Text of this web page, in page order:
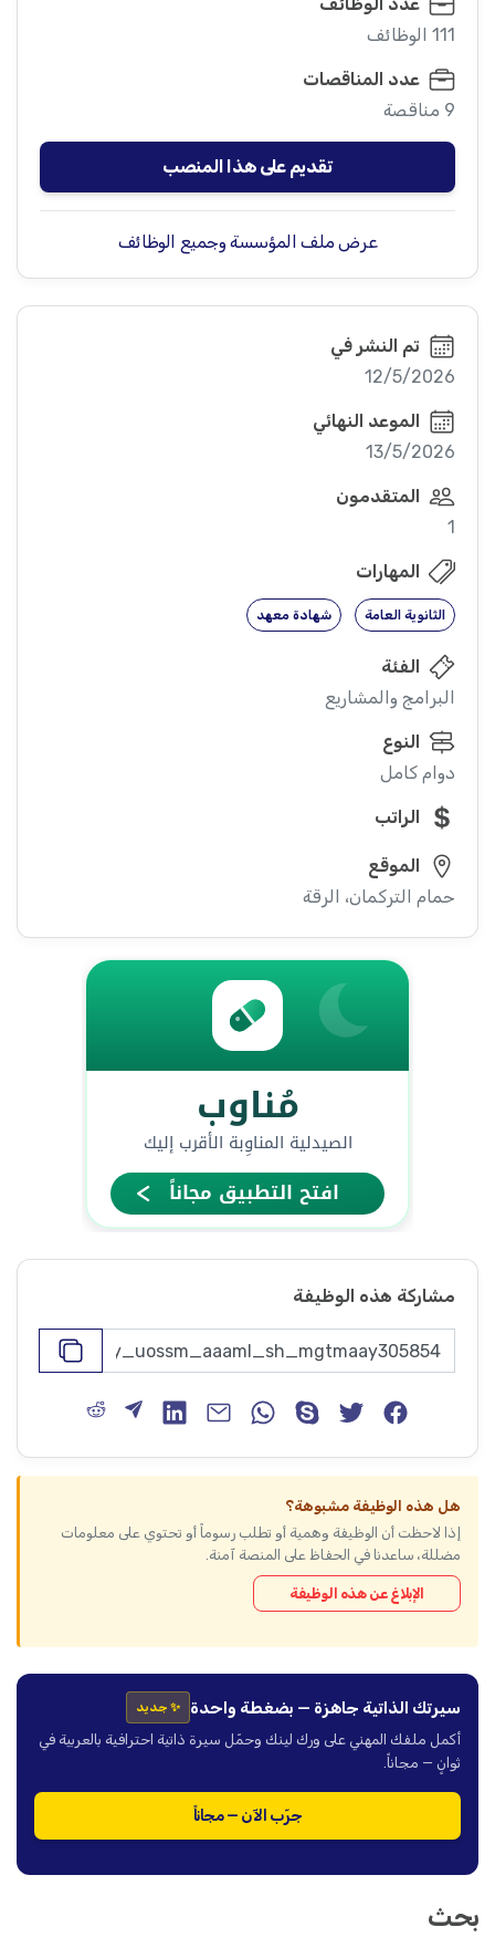
111 الوظائف
عدد المناقصات
9 مناقصة
تقديم على هذا المنصب
عرض ملف المؤسسة وجميع الوظائف
تم النشر في
12/5/2026
الموعد النهائي
13/5/2026
المتقدمون
1
المهارات
الثانوية العامة شهادة معهد
الفئة
البرامج والمشاريع
النوع
دوام كامل
الراتب
الموقع
حمام التركمان، الرقة
مشاركة هذه الوظيفة
هل هذه الوظيفة مشبوهة؟
إذا لاحظت أن الوظيفة وهمية أو تطلب رسوماً أو تحتوي على معلومات
مضللة، ساعدنا في الحفاظ على المنصة آمنة.
الإبلاغ عن هذه الوظيفة
سيرتك الذاتية جاهزة — بضغطة واحدة ✨ جديد
أكمل ملفك المهني على ورك لينك وحمّل سيرة ذاتية احترافية بالعربية في
ثوانٍ — مجاناً.
جرّب الآن — مجاناً
بحث